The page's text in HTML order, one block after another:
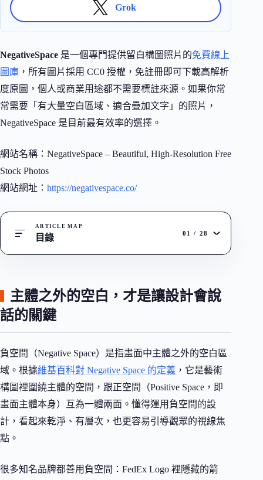
Grok
NegativeSpace 是一個專門提供留白構圖照片的免費線上
圖庫 ，所有圖片採用 CC0 授權，免註冊即可下載高解析
度原圖，個人或商業用途都不需要標註來源。如果你常
常需要「有大量空白區域、適合疊加文字」的照片，
NegativeSpace 是目前最有效率的選擇。
網站名稱：NegativeSpace – Beautiful, High-Resolution Free
Stock Photos
網站網址： https://negativespace.co/
ARTICLE MAP
目錄 01 / 28
主體之外的空白，才是讓設計會說
話的關鍵
負空間（Negative Space）是指畫面中主體之外的空白區
域。根據維基百科對 Negative Space 的定義 ，它是藝術
構圖裡圍繞主體的空間，跟正空間（Positive Space，即
畫面主體本身）互為一體兩面。懂得運用負空間的設
計，看起來乾淨、有層次，也更容易引導觀眾的視線焦
點。
很多知名品牌都善用負空間：FedEx Logo 裡隱藏的箭